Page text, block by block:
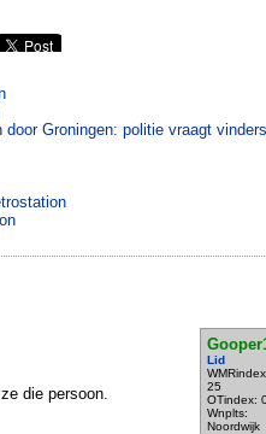
Groningen: politie vraagt vinders
Lid
25
OTindex:
Wnplts:
Noordwijk
die persoon.